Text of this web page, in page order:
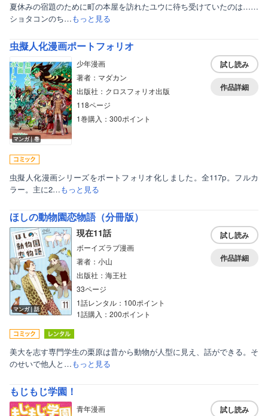
夏休みの宿題のために町の本屋を訪れたユウに待ち受けていたのは……
ショタコンのち…もっと見る
虫擬人化漫画ポートフォリオ
マンガ｜巻
少年漫画
著者：マダカン
出版社：クロスフォリオ出版
118ページ
1巻購入：300ポイント
試し読み
作品詳細
虫擬人化漫画シリーズをポートフォリオ化しました。全117p。フルカ
ラー。主に2…もっと見る
ほしの動物園恋物語（分冊版）
マンガ｜話
現在11話
ボーイズラブ漫画
著者：小山
出版社：海王社
33ページ
1話レンタル：100ポイント
1話購入：200ポイント
試し読み
作品詳細
美大を志す専門学生の栗原は昔から動物が人型に見え、話ができる。そ
のせいで他人と…もっと見る
もじもじ学園！
青年漫画
試し読み
ボーイズラブ
ティーンズラブ
美女・美少女
女性写真集